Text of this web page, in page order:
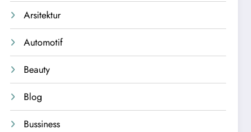
Arsitektur
Automotif
Beauty
Blog
Bussiness